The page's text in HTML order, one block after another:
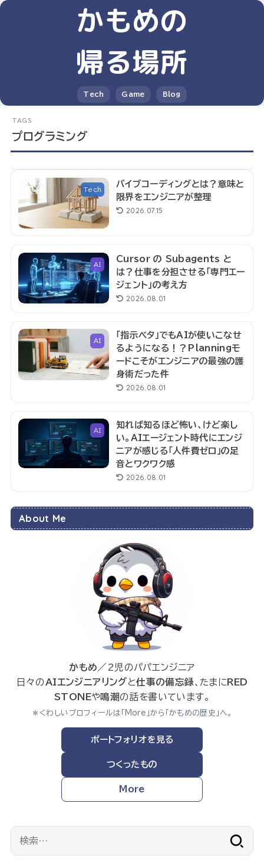
かもめの
帰る場所
Tech Game Blog
プログラミング
Tech
バイブコーディングとは？意味と
限界をエンジニアが整理
2026.07.15
AI
Cursor の Subagents と
は？仕事を分担させる「専門エー
ジェント」の考え方
2026.08.01
AI
「指示ベタ」でもAIが使いこなせ
るようになる！？Planningモ
ードこそがエンジニアの最強の護
身術だった件
2026.08.01
AI
知れば知るほど怖い、けど楽し
い。AIエージェント時代にエンジ
ニアが感じる「人件費ゼロ」の足
音とワクワク感
2026.08.01
About Me
かもめ ／2児のパパエンジニア
日々のAIエンジニアリングと仕事の備忘録、たまに RED
STONEや鳴潮の話を書いています。
＊くわしいプロフィールは「More」から「かもめの歴史」へ。
ポートフォリオを見る
つくったもの
More